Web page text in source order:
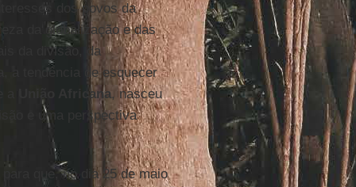
dos povos da
da globalização e das
da divisão, da
a tendência de esquecer
a União Africana, nasceu
e uma perspectiva
que, no dia 25 de maio